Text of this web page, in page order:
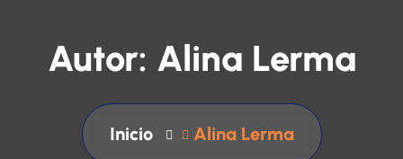
Autor: Alina Lerma
Inicio Alina Lerma